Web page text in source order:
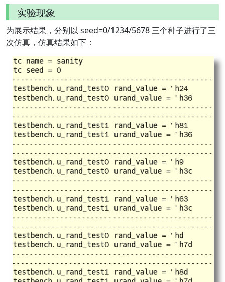
实验现象
为展示结果，分别以 seed=0/1234/5678 三个种子进行了三
次仿真，仿真结果如下：